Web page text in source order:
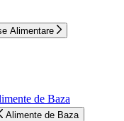
Alimentare
de Baza
Alimente de Baza